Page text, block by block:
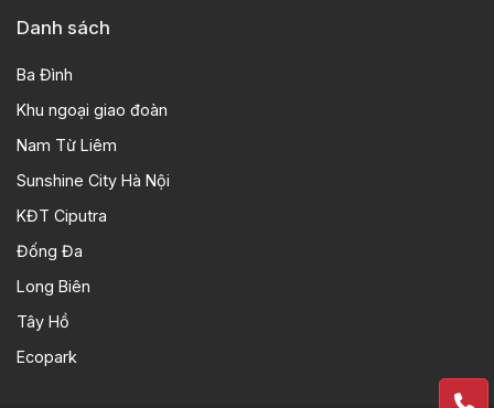
Danh sách
Ba Đình
Khu ngoại giao đoàn
Nam Từ Liêm
Sunshine City Hà Nội
KĐT Ciputra
Đống Đa
Long Biên
Tây Hồ
Ecopark